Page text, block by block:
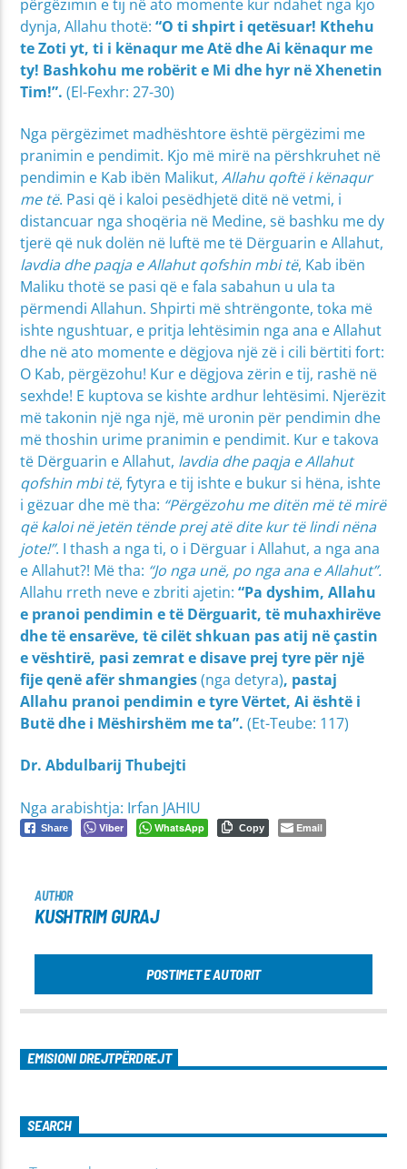
përgëzimin e tij në ato momente kur ndahet nga kjo
dynja, Allahu thotë:“O ti shpirt i qetësuar! Kthehu
te Zoti yt, ti i kënaqur me Atë dhe Ai kënaqur me
ty! Bashkohu me robërit e Mi dhe hyr në Xhenetin
Tim!”. (El-Fexhr: 27-30)
Nga përgëzimet madhështore është përgëzimi me
pranimin e pendimit. Kjo më mirë na përshkruhet në
pendimin e Kab ibën Malikut,Allahu qoftë i kënaqur
me të. Pasi që i kaloi pesëdhjetë ditë në vetmi, i
distancuar nga shoqëria në Medine, së bashku me dy
tjerë që nuk dolën në luftë me të Dërguarin e Allahut,
lavdia dhe paqja e Allahut qofshin mbi të, Kab ibën
Maliku thotë se pasi që e fala sabahun u ula ta
përmendi Allahun. Shpirti më shtrëngonte, toka më
ishte ngushtuar, e pritja lehtësimin nga ana e Allahut
dhe në ato momente e dëgjova një zë i cili bërtiti fort:
O Kab, përgëzohu! Kur e dëgjova zërin e tij, rashë në
sexhde! E kuptova se kishte ardhur lehtësimi. Njerëzit
më takonin një nga një, më uronin për pendimin dhe
më thoshin urime pranimin e pendimit. Kur e takova
të Dërguarin e Allahut, lavdia dhe paqja e Allahut
qofshin mbi të, fytyra e tij ishte e bukur si hëna, ishte
i gëzuar dhe më tha: “Përgëzohu me ditën më të mirë
që kaloi në jetën tënde prej atë dite kur të lindi nëna
jote!”. I thash a nga ti, o i Dërguar i Allahut, a nga ana
e Allahut?! Më tha: “Jo nga unë, po nga ana e Allahut”.
Allahu rreth neve e zbriti ajetin:“Pa dyshim, Allahu
e pranoi pendimin e të Dërguarit, të muhaxhirëve
dhe të ensarëve, të cilët shkuan pas atij në çastin
e vështirë, pasi zemrat e disave prej tyre për një
fije qenë afër shmangies(nga detyra), pastaj
Allahu pranoi pendimin e tyre Vërtet, Ai është i
Butë dhe i Mëshirshëm me ta”. (Et-Teube: 117)
Dr. Abdulbarij Thubejti
Nga arabishtja: Irfan JAHIU
Share Viber WhatsApp Copy Email
AUTHOR
KUSHTRIM GURAJ
POSTIMET E AUTORIT
EMISIONI DREJTPËRDREJT
SEARCH